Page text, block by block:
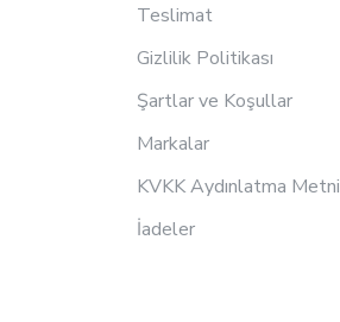
Teslimat
Gizlilik Politikası
Şartlar ve Koşullar
Markalar
KVKK Aydınlatma Metni
İadeler